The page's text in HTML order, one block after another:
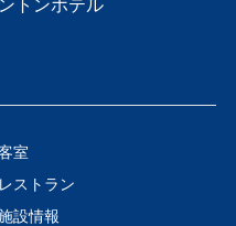
トンホテル
室
レストラン
設情報